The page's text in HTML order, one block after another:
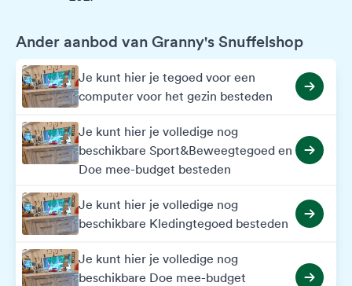
Ander aanbod van Granny's Snuffelshop
Je kunt hier je tegoed voor een
computer voor het gezin besteden
Je kunt hier je volledige nog
beschikbare Sport&Beweegtegoed en
Doe mee-budget besteden
Je kunt hier je volledige nog
beschikbare Kledingtegoed besteden
Je kunt hier je volledige nog
beschikbare Doe mee-budget